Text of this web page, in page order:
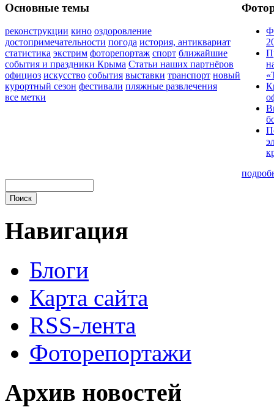
Основные темы
реконструкции кино оздоровление
достопримечательности погода история, антиквариат
статистика экстрим фоторепортаж спорт ближайшие
события и праздники Крыма Статьи наших партнёров
официоз искусство события выставки транспорт новый
курортный сезон фестивали пляжные развлечения
все метки
Навигация
Блоги
Карта сайта
RSS-лента
Фоторепортажи
Архив новостей